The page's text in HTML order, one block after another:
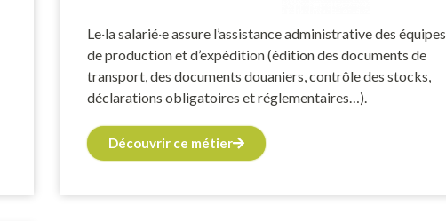
Le·la salarié·e assure l’assistance administrative des équipes
de production et d’expédition (édition des documents de
transport, des documents douaniers, contrôle des stocks,
déclarations obligatoires et réglementaires…).
Découvrir ce métier